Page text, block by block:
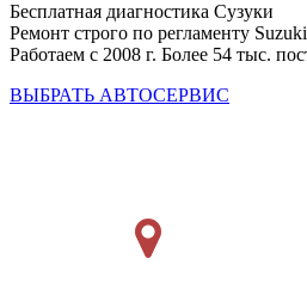
Бесплатная диагностика Сузуки
Ремонт строго по регламенту Suzuki
Работаем с 2008 г. Более 54 тыс.
ВЫБРАТЬ АВТОСЕРВИС